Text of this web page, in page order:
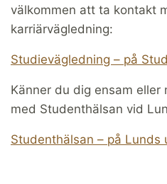
välkommen att ta kontakt
karriärvägledning:
Studievägledning – på
Känner du dig ensam
med Studenthälsan vid
Studenthälsan – på